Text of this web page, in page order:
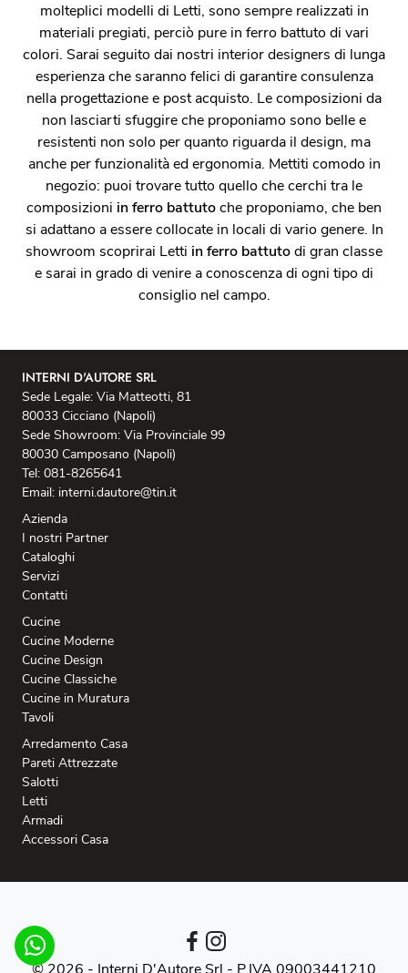
molteplici modelli di Letti, sono sempre realizzati in
materiali pregiati, perciò pure in ferro battuto di vari
colori. Sarai seguito dai nostri interior designers di lunga
esperienza che saranno felici di garantire consulenza
nella progettazione e post acquisto. Le composizioni da
non lasciarti sfuggire che proponiamo sono belle e
resistenti non solo per quanto riguarda il design, ma
anche per funzionalità ed ergonomia. Mettiti comodo in
negozio: puoi trovare tutto quello che cerchi tra le
composizioni in ferro battutoche proponiamo, che ben
si adattano a essere collocate in locali di vario genere. In
showroom scoprirai Letti in ferro battutodi gran classe
e sarai in grado di venire a conoscenza di ogni tipo di
consiglio nel campo.
INTERNI D'AUTORE SRL
Sede Legale: Via Matteotti, 81
80033 Cicciano (Napoli)
Sede Showroom: Via Provinciale 99
80030 Camposano (Napoli)
Tel: 081-8265641
Email: interni.dautore@tin.it
Azienda
I nostri Partner
Cataloghi
Servizi
Contatti
Cucine
Cucine Moderne
Cucine Design
Cucine Classiche
Cucine in Muratura
Tavoli
Arredamento Casa
Pareti Attrezzate
Salotti
Letti
Armadi
Accessori Casa